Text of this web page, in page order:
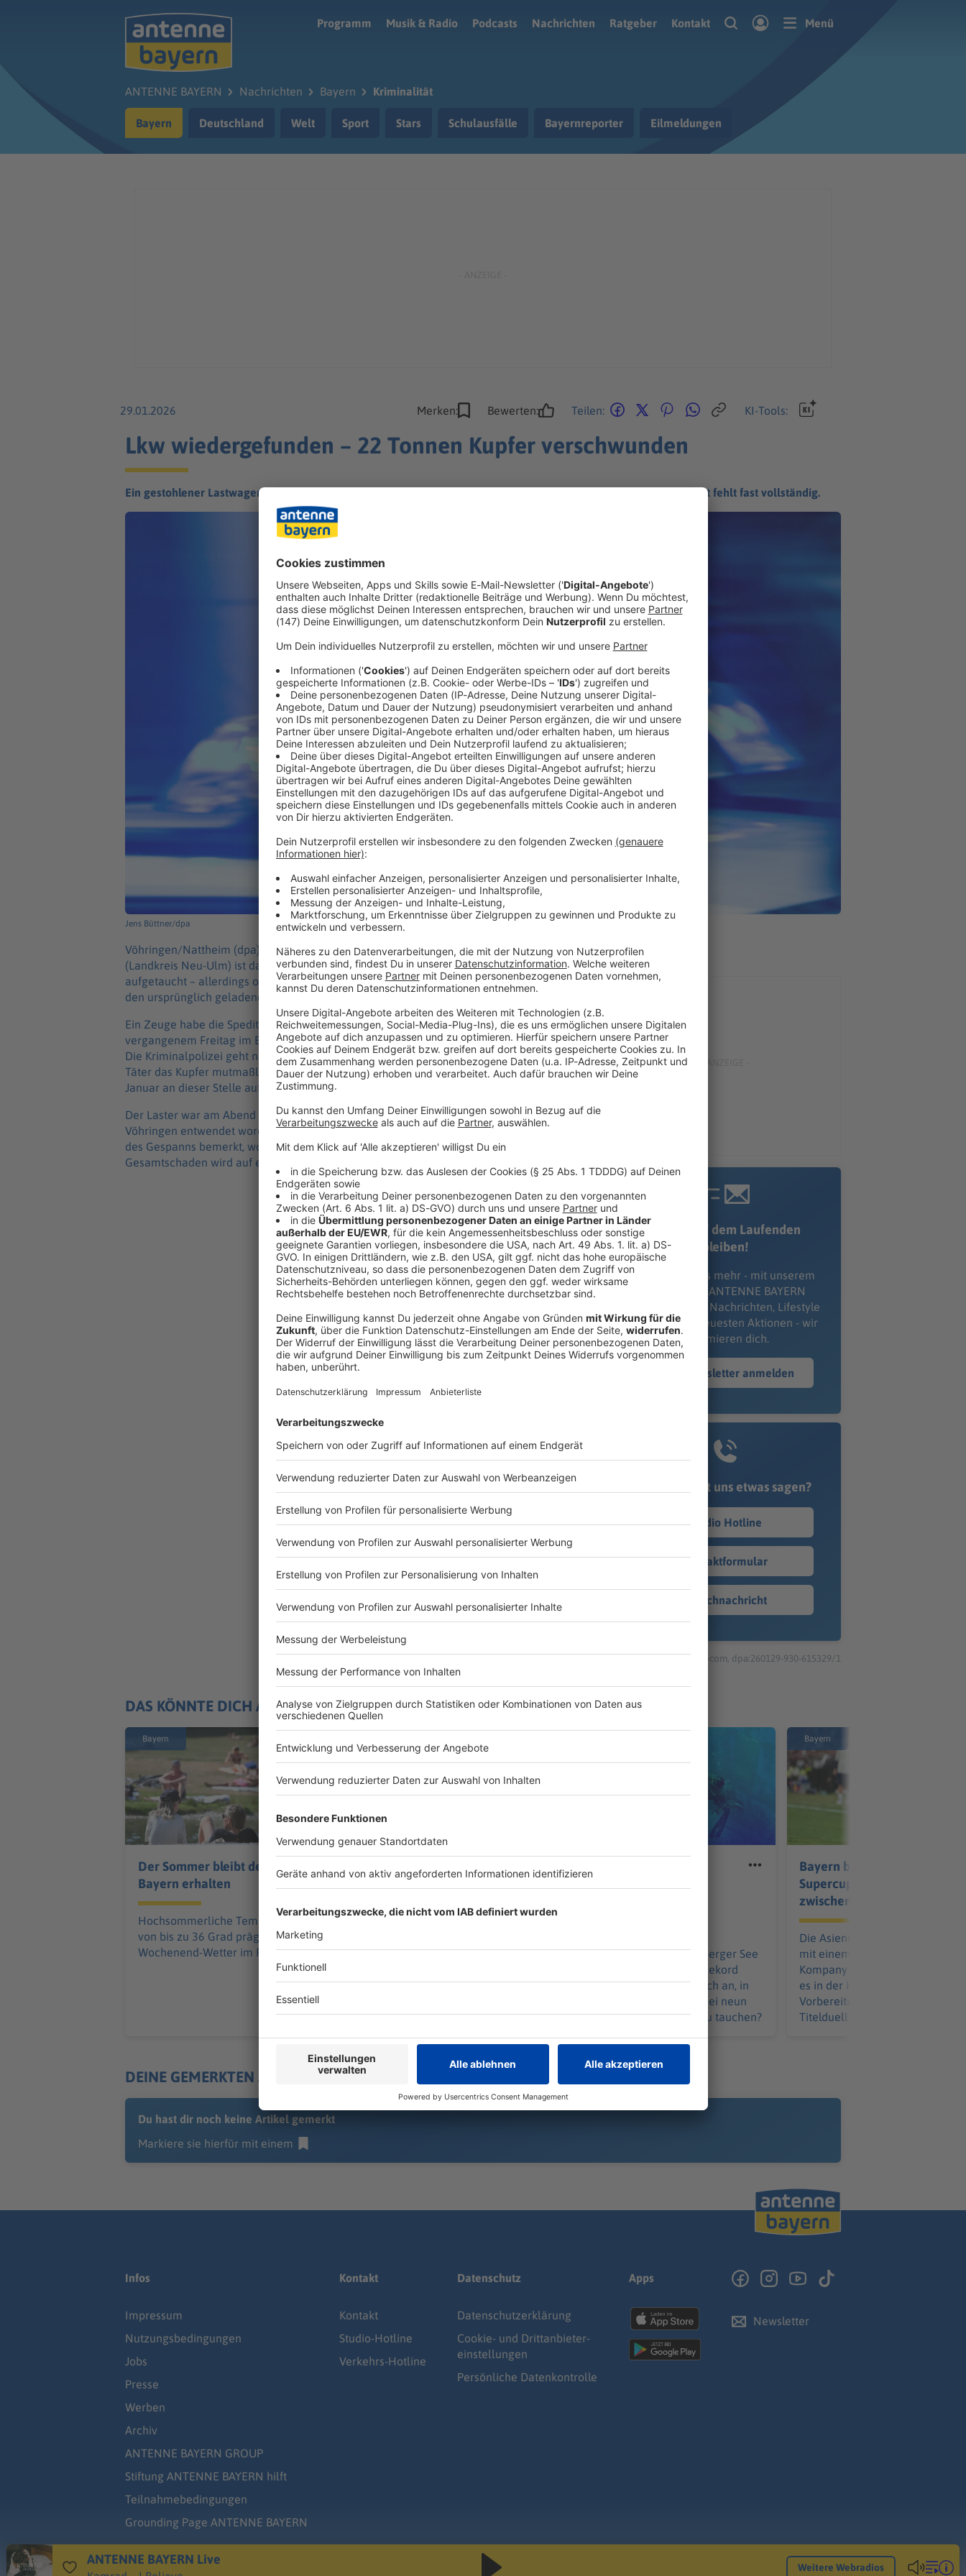
Programm
Musik & Radio Podcasts Nachrichten Ratgeber Kontakt Menü
ANTENNE BAYERN Nachrichten Bayern Kriminalität
Bayern Deutschland Welt Sport Stars Schulausfälle Bayernreporter Eilmeldungen
29.01.2026 Merken: Bewerten: Teilen: KI-Tools:
Lkw wiedergefunden – 22 Tonnen Kupfer verschwunden
Ein gestohlener Lastwagen taucht Tage nach der Tat in Baden-Württemberg wieder auf - doch die wertvolle Fracht fehlt fast vollständig.
Jens Büttner/dpa
Vöhringen/Nattheim (dpa) -
Nach dem Diebstahl eines kompletten Lastwagens in Vöhringen
(Landkreis Neu-Ulm) ist das Fahrzeug im benachbarten Baden-Württemberg wieder
aufgetaucht – allerdings ohne die wertvolle Ladung. Wie die Polizei mitteilte, fehlten von
den ursprünglich geladenen 22 Tonnen Kupfer bis auf einen kleinen Rest jede Spur.
Ein Zeuge habe die Spedition darüber informiert, dass der Lkw samt Anhänger bereits seit
vergangenem Freitag im Bereich Nattheim (Landkreis Heidenheim) ungünstig abgestellt sei.
Die Kriminalpolizei geht nach bisherigen Ermittlungen davon aus, dass die unbekannten
Täter das Kupfer mutmaßlich direkt nach dem Diebstahl in der Nacht vom 22. auf den 23.
Januar an dieser Stelle auf ein anderes Fahrzeug umgeladen haben.
Der Laster war am Abend des 22. Januar von einem Parkplatz an der Illerzeller Straße in
Vöhringen entwendet worden. Am nächsten Morgen habe der zuständige Fahrer das Fehlen
des Gespanns bemerkt, woraufhin die Firmenleitung Anzeige erstattete. Der entstandene
Gesamtschaden wird auf einen sechsstelligen Betrag geschätzt.
Immer auf dem Laufenden
bleiben!
Verpass' nichts mehr - mit unserem
kostenlosen ANTENNE BAYERN
Newsletter. Ob Nachrichten, Lifestyle
oder unsere neuesten Aktionen - wir
informieren dich.
Zum Newsletter anmelden
Du möchtest uns etwas sagen?
Studio Hotline
Kontaktformular
Sprachnachricht
© dpa-infocom, dpa:260129-930-615329/1
DAS KÖNNTE DICH AUCH INTERESSIEREN
Bayern
Der Sommer bleibt den
Bayern erhalten
Hochsommerliche Temperaturen
von bis zu 36 Grad prägen das
Wochenend-Wetter im Freistaat.
Funkel schwärmt von
Klose: «Wahnsinnig gute
Nürnberg öffentlich nicht
Urgestein Friedhelm Funkel, führt
den Franken ganz nach oben.
Apnoetaucher will
Marinković will im Starnberger See
einen neuen deutschen Rekord
aufstellen. Wie fühlt es sich an, in
völliger Dunkelheit und bei neun
bar Druck 85 Meter tief zu tauchen?
Bayern
Bayern blickt schon auf
Supercup - «Messer
zwischen Zähnen»
Die Asienreise des FC Bayern
mit einem Testspielsieg zu Ende.
Kompany ist beeindruckt. Jetzt
es in der Heimat mit der
Vorbereitung weiter. Das erste
Titelduell naht allmählich.
DEINE GEMERKTEN ARTIKEL
Du hast dir noch keine Artikel gemerkt
Markiere sie hierfür mit einem
Infos
Impressum
Nutzungsbedingungen
Jobs
Presse
Werben
Archiv
ANTENNE BAYERN GROUP
Stiftung ANTENNE BAYERN hilft
Teilnahmebedingungen
Grounding Page ANTENNE BAYERN
Kontakt
Kontakt
Studio-Hotline
Verkehrs-Hotline
Datenschutz
Datenschutz­erklärung
Cookie- und Drittanbieter-
einstellungen
Persönliche Datenkontrolle
Apps
Newsletter
ANTENNE BAYERN Live
Weitere Webradios